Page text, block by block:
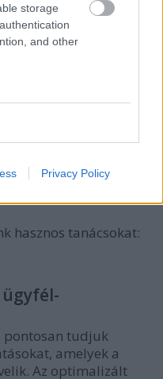
storage
and other
Privacy Policy
a maga
minősége kritikus
hiányos adatok
a hatékony
támogatást és
figyeljük a
hasznos tanácsokat:
ügyfél-
pontosan tudjuk
amelyek a
Az optimalizált